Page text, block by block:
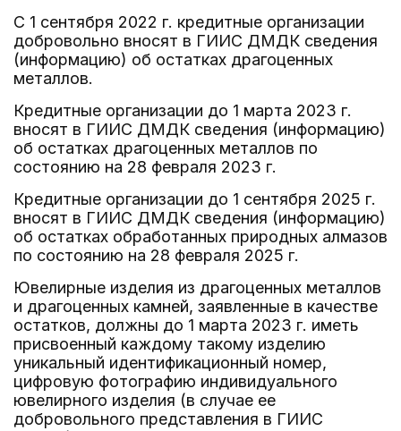
С 1 сентября 2022 г. кредитные организации
добровольно вносят в ГИИС ДМДК сведения
(информацию) об остатках драгоценных
металлов.
Кредитные организации до 1 марта 2023 г.
вносят в ГИИС ДМДК сведения (информацию)
об остатках драгоценных металлов по
состоянию на 28 февраля 2023 г.
Кредитные организации до 1 сентября 2025 г.
вносят в ГИИС ДМДК сведения (информацию)
об остатках обработанных природных алмазов
по состоянию на 28 февраля 2025 г.
Ювелирные изделия из драгоценных металлов
и драгоценных камней, заявленные в качестве
остатков, должны до 1 марта 2023 г. иметь
присвоенный каждому такому изделию
уникальный идентификационный номер,
цифровую фотографию индивидуального
ювелирного изделия (в случае ее
добровольного представления в ГИИС